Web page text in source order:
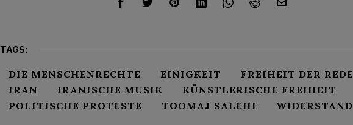
TAGS:
DIE MENSCHENRECHTE EINIGKEIT
FREIHEIT DER REDE
IRAN
IRANISCHE MUSIK
KÜNSTLERISCHE FREIHEIT
POLITISCHE PROTESTE
TOOMAJ SALEHI WIDERSTAND